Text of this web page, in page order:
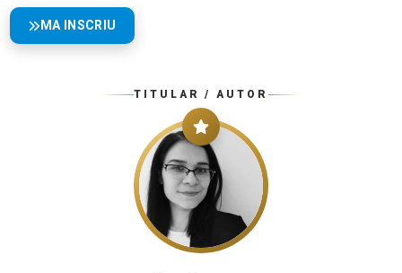
MA INSCRIU
TITULAR / AUTOR